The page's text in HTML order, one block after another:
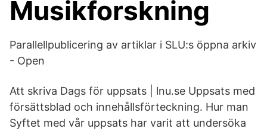
Musikforskning
Parallellpublicering av artiklar i SLU:s öppna arkiv
- Open
Att skriva Dags för uppsats | lnu.se Uppsats med
försättsblad och innehållsförteckning. Hur man
Syftet med vår uppsats har varit att undersöka